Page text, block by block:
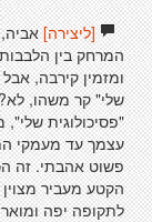
[ליצירה]אביה,
ומזמין קירבה,
שלי" קר משהו,
"פסיכולוגית
עצמך עד מעמקי
פשוט אהבתי. זה
הקטע מעביר
לתקופה יפה